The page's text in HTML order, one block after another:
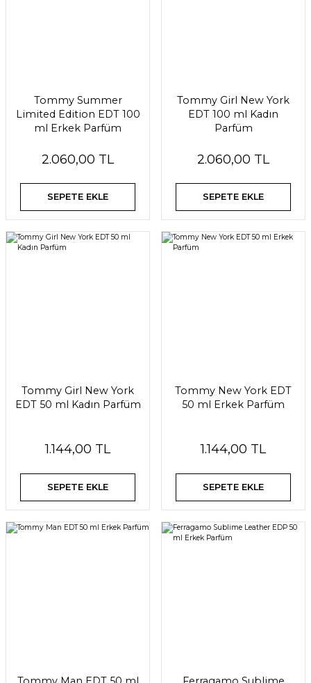
Tommy Summer
Limited Edition EDT 100
ml Erkek Parfüm
2.060,00 TL
SEPETE EKLE
Tommy Girl New York
EDT 100 ml Kadın
Parfüm
2.060,00 TL
SEPETE EKLE
Tommy Girl New York
EDT 50 ml Kadın Parfüm
1.144,00 TL
SEPETE EKLE
Tommy New York EDT
50 ml Erkek Parfüm
1.144,00 TL
SEPETE EKLE